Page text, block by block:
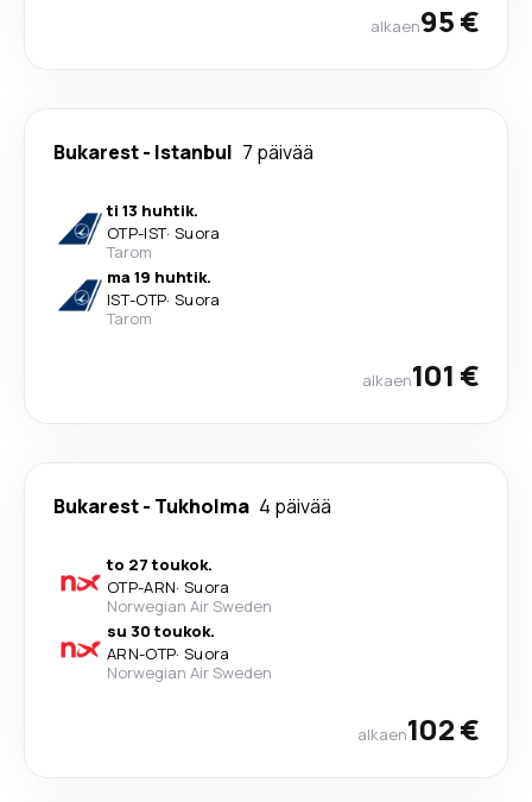
alkaen95 €
Bukarest- Istanbul 7 päivää
ti 13 huhtik.
OTP-IST· Suora
Tarom
ma 19 huhtik.
IST-OTP· Suora
Tarom
alkaen101 €
Bukarest- Tukholma 4 päivää
to 27 toukok.
OTP-ARN· Suora
Norwegian Air Sweden
su 30 toukok.
ARN-OTP· Suora
Norwegian Air Sweden
alkaen102 €